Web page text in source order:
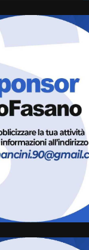
Politiche Giovanili
studenti
bando “La strada
8 Agosto 2026 07:15
“I Contestatori:
Rivoluzione”: nuovo
appuntamento con
Banda”
7 Agosto 2026 06:05
US Fasano,
“Profonda
esclusione dal
7 Agosto 2026 06:00